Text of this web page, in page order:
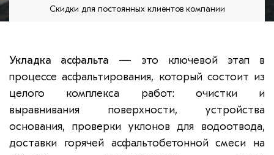
Скидки для постоянных клиентов компании
Укладка асфальта — это ключевой этап в
процессе асфальтирования, который состоит из
целого комплекса работ: очистки и
выравнивания поверхности, устройства
основания, проверки уклонов для водоотвода,
доставки горячей асфальтобетонной смеси на